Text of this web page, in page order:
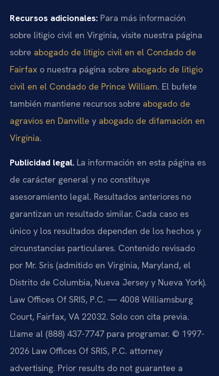
Recursos adicionales: Para más información
sobre litigio civil en Virginia, visite nuestra página
sobre abogado de litigio civil en el Condado de
Fairfax o nuestra página sobre abogado de litigio
civil en el Condado de Prince William. El bufete
también mantiene recursos sobre abogado de
agravios en Danville y abogado de difamación en
Virginia.
Publicidad legal. La información en esta página es
de carácter general y no constituye
asesoramiento legal. Resultados anteriores no
garantizan un resultado similar. Cada caso es
único y los resultados dependen de los hechos y
circunstancias particulares. Contenido revisado
por Mr. Sris (admitido en Virginia, Maryland, el
Distrito de Columbia, Nueva Jersey y Nueva York).
Law Offices Of SRIS, P.C. — 4008 Williamsburg
Court, Fairfax, VA 22032. Solo con cita previa.
Llame al (888) 437-7747 para programar. © 1997-
2026 Law Offices Of SRIS, P.C. attorney
advertising. Prior results do not guarantee a